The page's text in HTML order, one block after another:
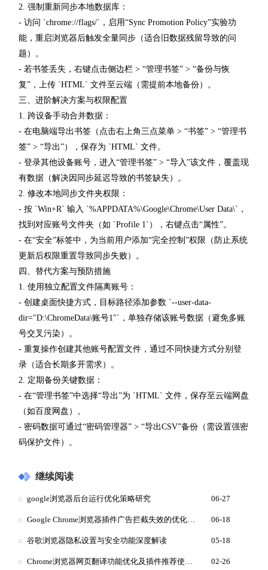
2. 强制重新同步本地数据库：
- 访问 `chrome://flags/`，启用“Sync Promotion Policy”实验功
能，重启浏览器后触发全量同步（适合旧数据残留导致的问
题）。
- 若书签丢失，右键点击侧边栏 > “管理书签” > “备份与恢
复”，上传 `HTML` 文件至云端（需提前本地备份）。
三、进阶解决方案与权限配置
1. 跨设备手动合并数据：
- 在电脑端导出书签（点击右上角三点菜单 > “书签” > “管理书
签” > “导出”），保存为 `HTML` 文件。
- 登录其他设备账号，进入“管理书签” > “导入”该文件，覆盖现
有数据（解决因同步延迟导致的书签缺失）。
2. 修改本地同步文件夹权限：
- 按 `Win+R` 输入 `%APPDATA%\Google\Chrome\User Data\`，
找到对应账号文件夹（如 `Profile 1`），右键点击“属性”。
- 在“安全”标签中，为当前用户添加“完全控制”权限（防止系统
更新后权限重置导致同步失败）。
四、替代方案与预防措施
1. 使用独立配置文件隔离账号：
- 创建桌面快捷方式，目标路径添加参数 `--user-data-
dir="D:\ChromeData\账号1"`，单独存储该账号数据（避免多账
号交叉污染）。
- 重复操作创建其他账号配置文件，通过不同快捷方式分别登
录（适合长期多开需求）。
2. 定期备份关键数据：
- 在“管理书签”中选择“导出”为 `HTML` 文件，保存至云端网盘
（如百度网盘）。
- 密码数据可通过“密码管理器” > “导出CSV”备份（需设置强密
码保护文件）。
继续阅读
google浏览器后台运行优化策略研究 06-27
Google Chrome浏览器插件广告拦截失效的优化技巧 06-18
谷歌浏览器隐私设置与安全功能深度解读 05-18
Chrome浏览器网页翻译功能优化及插件推荐使用教程 02-26